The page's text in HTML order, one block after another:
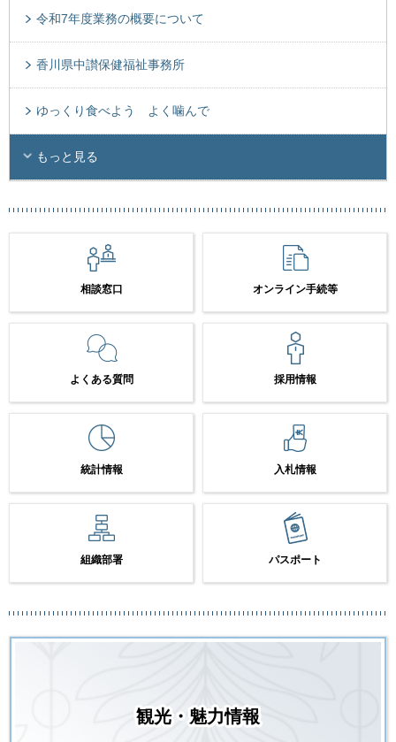
令和7年度業務の概要について
香川県中讃保健福祉事務所
ゆっくり食べよう よく噛んで
もっと見る
相談窓口 オンライン手続等
よくある質問 採用情報
統計情報 入札情報
組織部署 パスポート
観光・魅力情報